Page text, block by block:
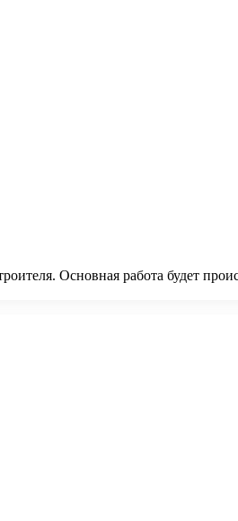
Основная работа будет